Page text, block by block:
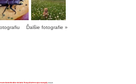
Ďalšie fotografie »